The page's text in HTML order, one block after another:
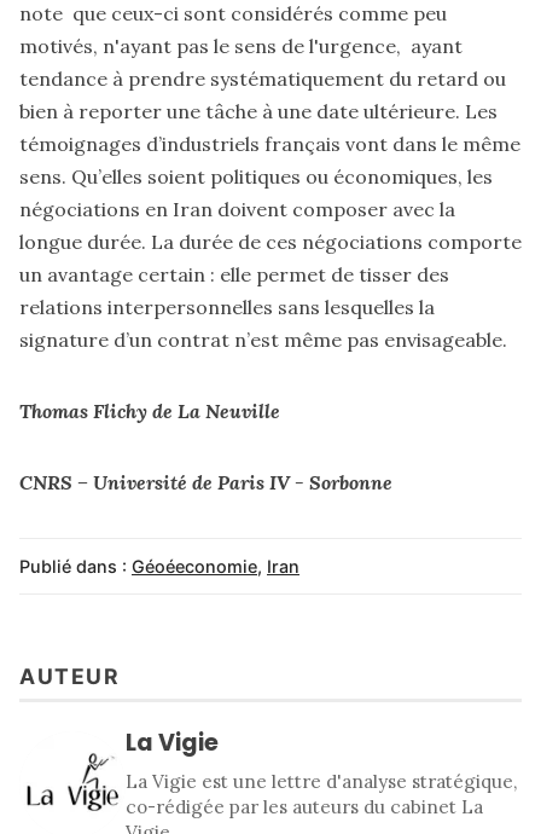
note que ceux-ci sont considérés comme peu
motivés, n'ayant pas le sens de l'urgence, ayant
tendance à prendre systématiquement du retard ou
bien à reporter une tâche à une date ultérieure. Les
témoignages d’industriels français vont dans le même
sens. Qu’elles soient politiques ou économiques, les
négociations en Iran doivent composer avec la
longue durée. La durée de ces négociations comporte
un avantage certain : elle permet de tisser des
relations interpersonnelles sans lesquelles la
signature d’un contrat n’est même pas envisageable.
Thomas Flichy de La Neuville
CNRS – Université de Paris IV - Sorbonne
Publié dans : Géoéeconomie, Iran
AUTEUR
La Vigie
La Vigie est une lettre d'analyse stratégique,
co-rédigée par les auteurs du cabinet La